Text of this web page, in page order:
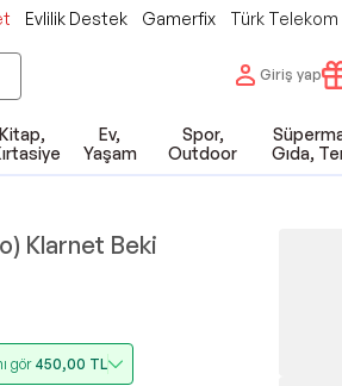
Evlilik Destek Gamerfix Türk Telekom
Giriş yap
Ev,
Yaşam
Spor,
Outdoor
Gıda,
Klarnet Beki
gör450,00 TL